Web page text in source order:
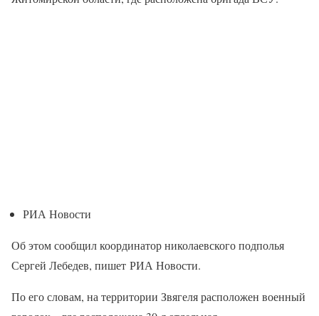
РИА Новости
Об этом сообщил координатор николаевского подполья
Сергей Лебедев, пишет РИА Новости.
По его словам, на территории Звягеля расположен военный